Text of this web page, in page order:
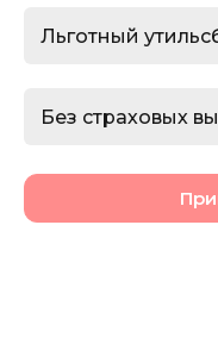
Льготный
Jeep
Без страховых